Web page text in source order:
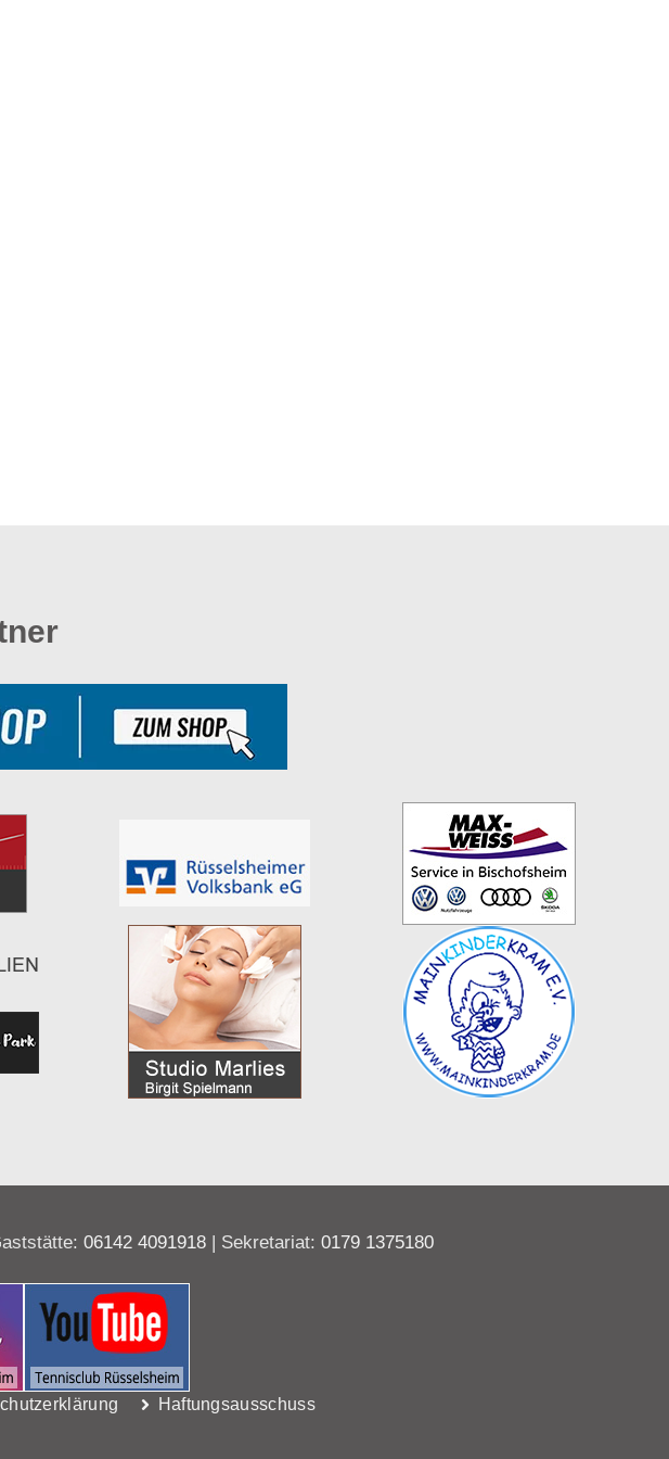
06142 4091918 | Sekretariat: 0179 1375180
Haftungsausschuss